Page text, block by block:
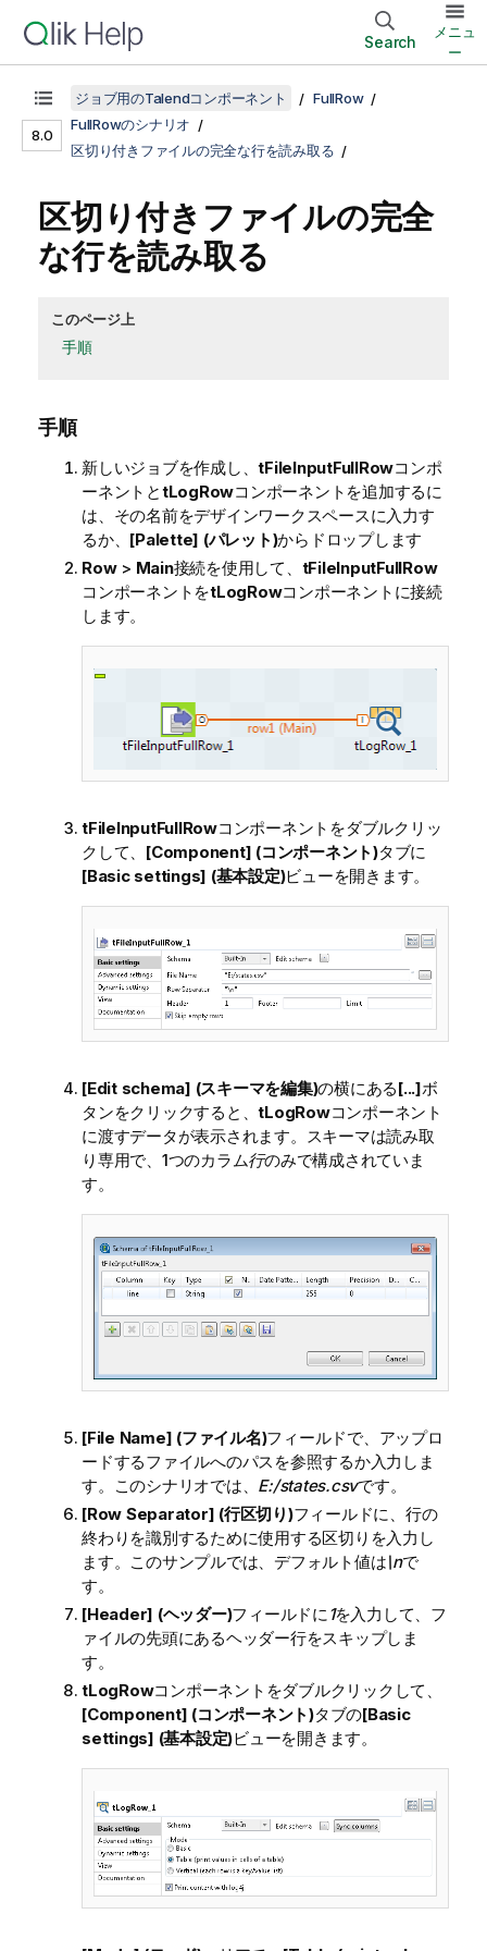
Search
メニュ
ー
8.0
ジョブ用のTalendコンポーネント
FullRow
FullRowのシナリオ
区切り付きファイルの完全な行を読み取る
区切り付きファイルの完全
な行を読み取る
このページ上
手順
手順
新しいジョブを作成し、tFileInputFullRowコンポ
ーネントとtLogRowコンポーネントを追加するに
は、その名前をデザインワークスペースに入力す
るか、 [Palette] (パレット)からドロップします
Row> Main接続を使用して、 tFileInputFullRow
コンポーネントをtLogRowコンポーネントに接続
します。
tFileInputFullRowコンポーネントをダブルクリッ
クして、 [Component] (コンポーネント)タブに
[Basic settings] (基本設定)ビューを開きます。
[Edit schema] (スキーマを編集)の横にある[...]ボ
タンをクリックすると、tLogRowコンポーネント
に渡すデータが表示されます。スキーマは読み取
り専用で、1つのカラム行のみで構成されていま
す。
[File Name] (ファイル名)フィールドで、アップロ
ードするファイルへのパスを参照するか入力しま
す。このシナリオでは、 E:/states.csvです。
[Row Separator] (行区切り)フィールドに、行の
終わりを識別するために使用する区切りを入力し
ます。このサンプルでは、デフォルト値は\nで
す。
[Header] (ヘッダー)フィールドに 1を入力して、フ
ァイルの先頭にあるヘッダー行をスキップしま
す。
tLogRowコンポーネントをダブルクリックして、
[Component] (コンポーネント)タブの[Basic
settings] (基本設定)ビューを開きます。